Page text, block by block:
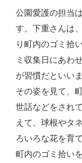
公園愛護の担当
す。下重さんは
り町内のゴミ拾
ミ収集日にあわ
が習慣だといいま
その姿を見て、
世話などをされ
えて、球根やタ
ろいろな花を育
町内のゴミ拾い